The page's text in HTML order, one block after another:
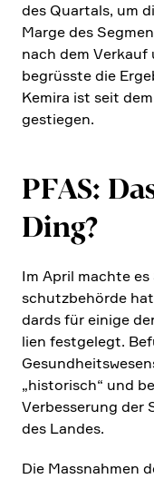
des Quartals, um
Marge des
nach dem Verkauf
begrüsste die
Kemira ist seit
gestiegen.
PFAS:
Ding?
Im April machte
schutz­be­hörde
dards für einige
lien festge­legt.
„histo­risch“ und
Verbes­se­rung der
des Landes.
Die Massnahmen